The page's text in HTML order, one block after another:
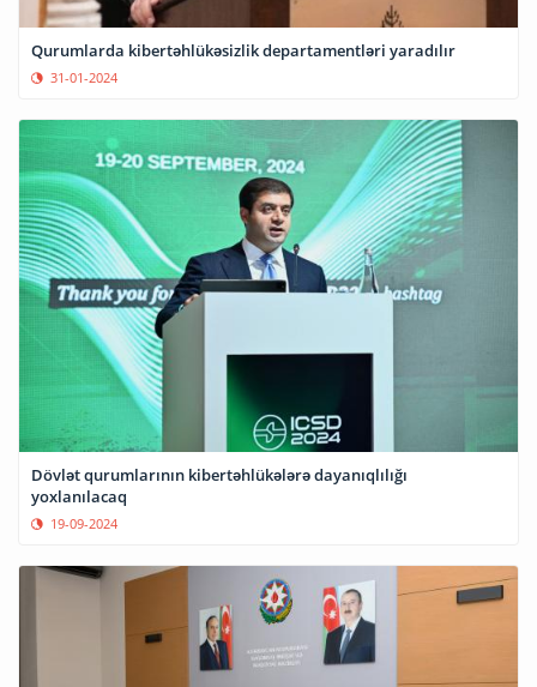
Qurumlarda kibertəhlükəsizlik departamentləri yaradılır
31-01-2024
Dövlət qurumlarının kibertəhlükələrə dayanıqlılığı
yoxlanılacaq
19-09-2024